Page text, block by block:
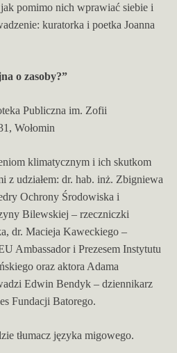
pomimo nich wprawiać siebie i
kuratorka i poetka Joanna
o zasoby?”
Publiczna im. Zofii
Wołomin
klimatycznym i ich skutkom
z udziałem: dr. hab. inż. Zbigniewa
Ochrony Środowiska i
Bilewskiej – rzeczniczki
dr. Macieja Kaweckiego –
Ambassador i Prezesem Instytutu
oraz aktora Adama
Edwin Bendyk – dziennikarz
Fundacji Batorego.
tłumacz języka migowego.